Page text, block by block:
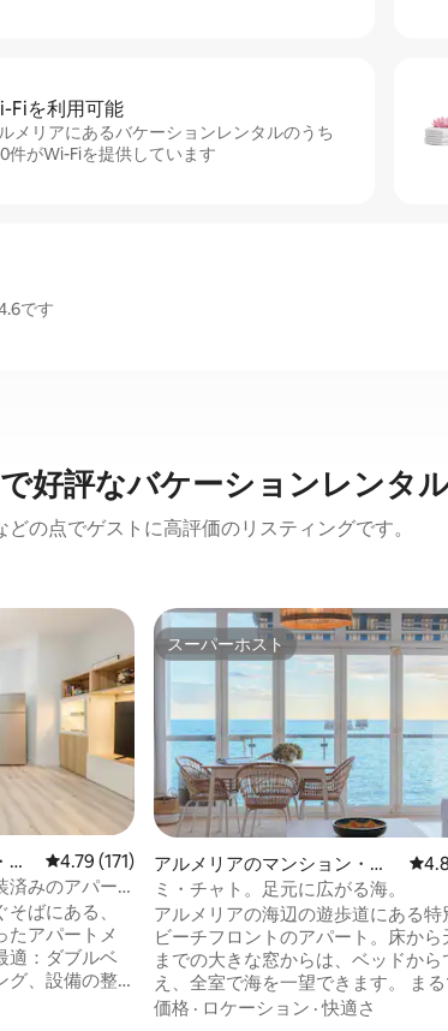
Fiを利⁠用⁠可⁠能
メリアにあるバケーションレンタルのうち
件がWi-Fiを提供しています
です
好評なバケーションレンタ
どの点でゲストに高評価のリスティングです。
価
ア
レビュー171件、5つ星中4.79つ星の平均評価
4.79 (171)
済みのアパー
リア
ばにある、
たアパートメ
適：ダブルベ
グ、設備の整
ルーム、エ
スーパーホスト
スーパーホスト
アルメリアのマンション・ア
パート
レ
ミ・チャト。足元に広がる海。
アルメリアの海辺の遊歩道にある特
ビーチフロントのアパート。床から
までの大きな窓からは、ベッドから
え、全室で海を一望できます。 まるでボ
ートに乗っているかのようなユニー
価格 · ロケーション ·快適さ